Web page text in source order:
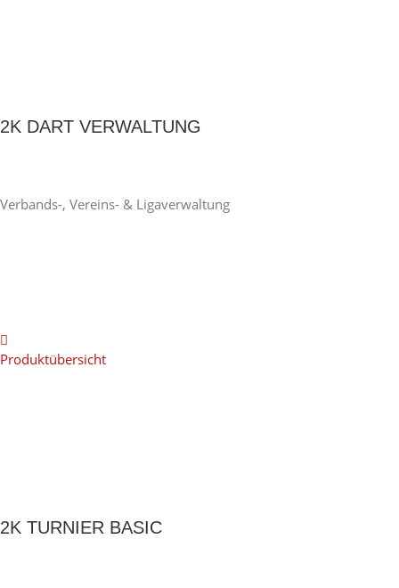
2K DART VERWALTUNG
Verbands-, Vereins- & Ligaverwaltung
Produktübersicht
2K TURNIER BASIC